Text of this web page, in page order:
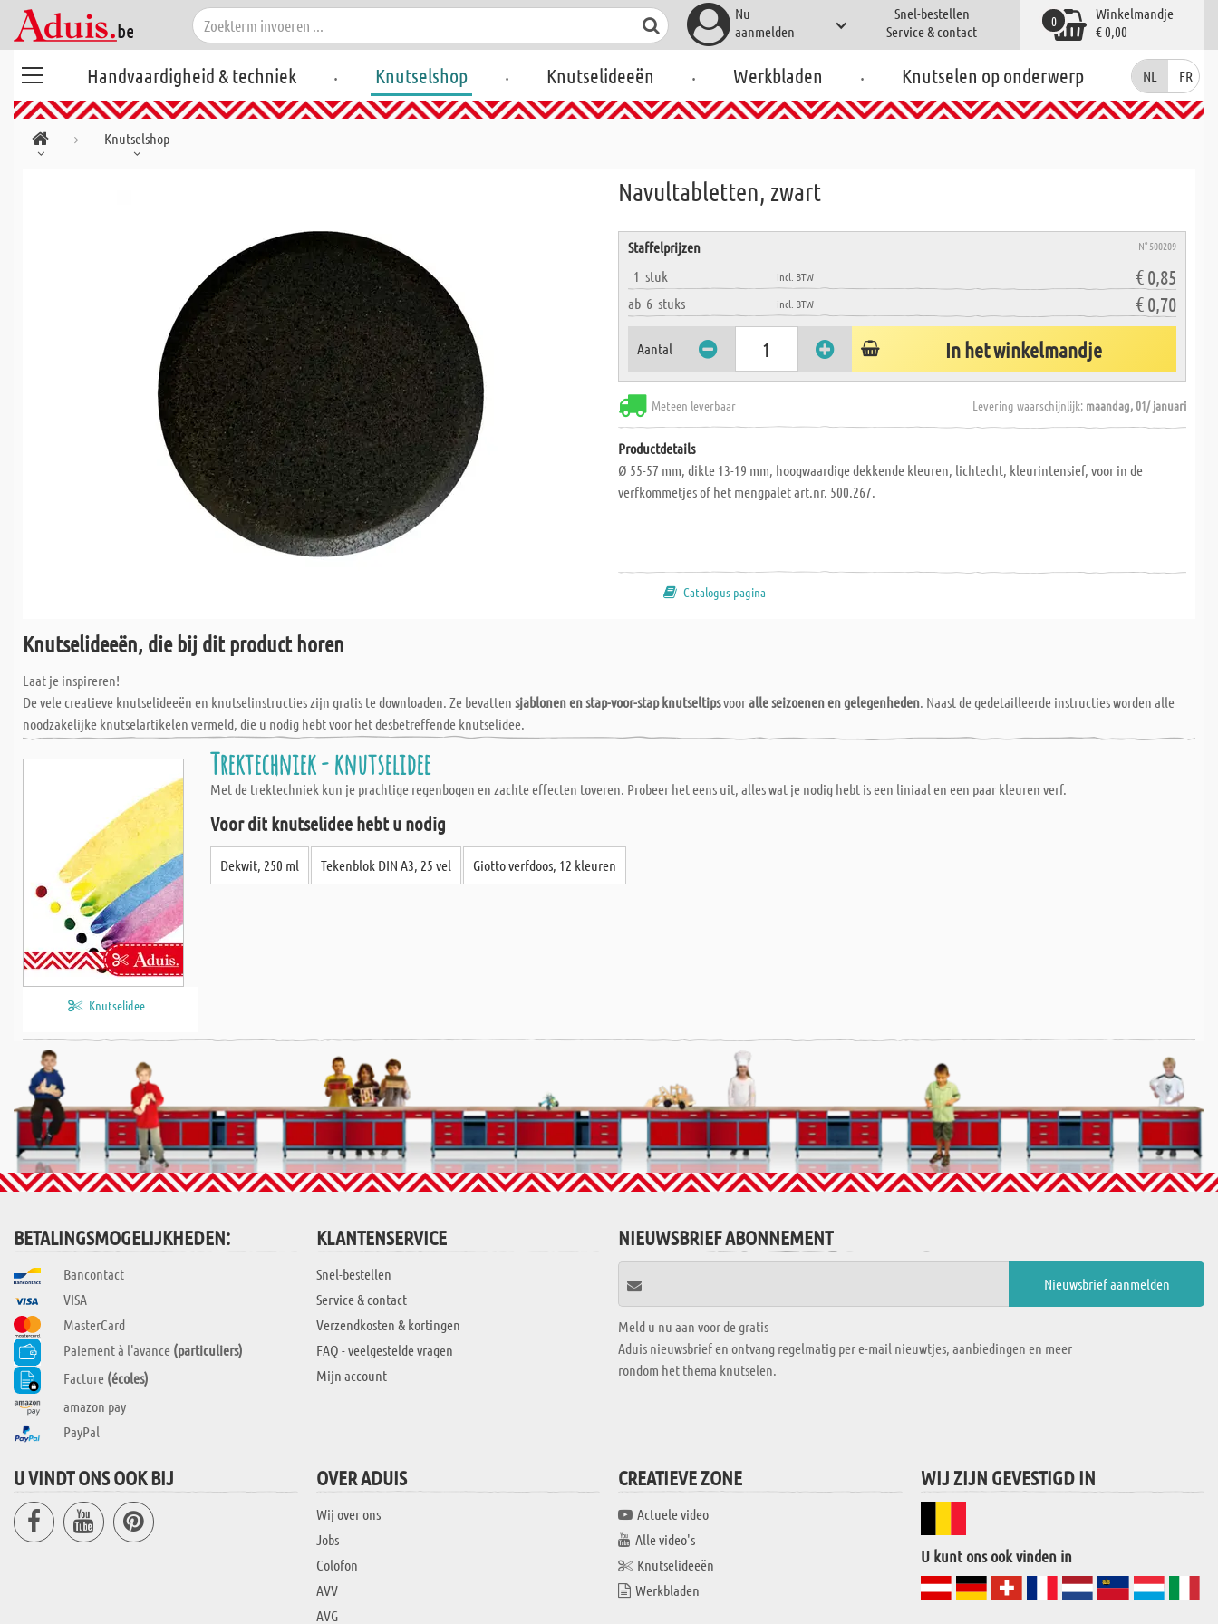
Nu
aanmelden
Snel-bestellen
Service & contact
Winkelmandje
€ 0,00
0
Handvaardigheid & techniek . Knutselshop . Knutselideeën . Werkbladen . Knutselen op onderwerp NL FR
Knutselshop
Navultabletten, zwart
Staffelprijzen N° 500209
1 stuk incl. BTW € 0,85
ab 6 stuks incl. BTW € 0,70
Aantal In het winkelmandje
Meteen leverbaar Levering waarschijnlijk: maandag, 01/ januari
Productdetails
Ø 55-57 mm, dikte 13-19 mm, hoogwaardige dekkende kleuren, lichtecht, kleurintensief, voor in de
verfkommetjes of het mengpalet art.nr. 500.267.
Catalogus pagina
Knutselideeën, die bij dit product horen
Laat je inspireren!
De vele creatieve knutselideeën en knutselinstructies zijn gratis te downloaden. Ze bevatten sjablonen en stap-voor-stap knutseltipsvooralle seizoenen en gelegenheden. Naast de gedetailleerde instructies worden alle
noodzakelijke knutselartikelen vermeld, die u nodig hebt voor het desbetreffende knutselidee.
Knutselidee
Trektechniek - knutselidee
Met de trektechniek kun je prachtige regenbogen en zachte effecten toveren. Probeer het eens uit, alles wat je nodig hebt is een liniaal en een paar kleuren verf.
Voor dit knutselidee hebt u nodig
Dekwit, 250 ml Tekenblok DIN A3, 25 vel Giotto verfdoos, 12 kleuren
BETALINGSMOGELIJKHEDEN:
Bancontact
VISA
MasterCard
Paiement à l'avance (particuliers)
Facture (écoles)
amazon pay
PayPal
KLANTENSERVICE
Snel-bestellen
Service & contact
Verzendkosten & kortingen
FAQ - veelgestelde vragen
Mijn account
NIEUWSBRIEF ABONNEMENT
Meld u nu aan voor de gratis
Aduis nieuwsbrief en ontvang regelmatig per e-mail nieuwtjes, aanbiedingen en meer
rondom het thema knutselen.
U VINDT ONS OOK BIJ OVER ADUIS
Wij over ons
Jobs
Colofon
AVV
AVG
CREATIEVE ZONE
Actuele video
Alle video's
Knutselideeën
Werkbladen
WIJ ZIJN GEVESTIGD IN
U kunt ons ook vinden in